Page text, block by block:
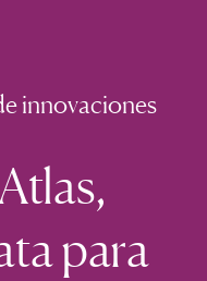
innovaciones
para